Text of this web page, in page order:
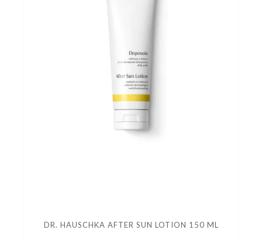
DR. HAUSCHKA AFTER SUN LOTION 150 ML